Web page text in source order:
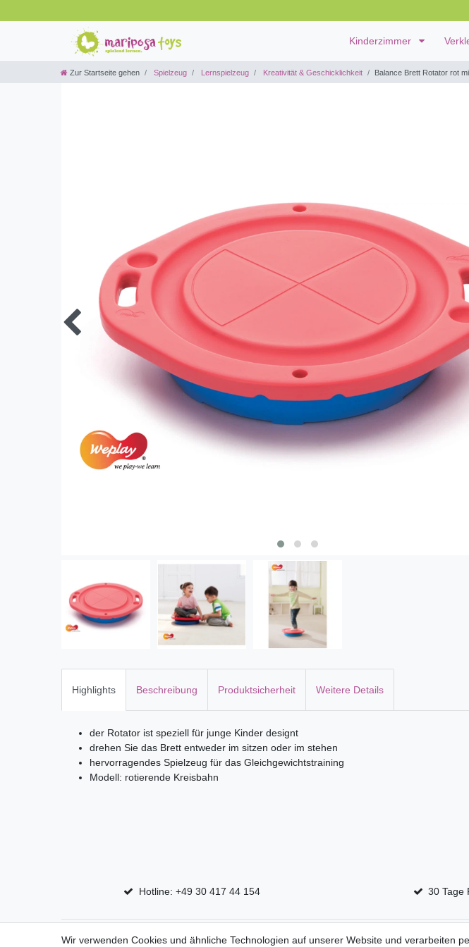
Kinderzimmer
Zur Startseite gehen Spielzeug Lernspielzeug Kreativität & Geschicklichkeit Balance Brett Rotator rot
Highlights Beschreibung Produktsicherheit Weitere Details
der Rotator ist speziell für junge Kinder designt
drehen Sie das Brett entweder im sitzen oder im stehen
hervorragendes Spielzeug für das Gleichgewichtstraining
Modell: rotierende Kreisbahn
Hotline: +49 30 417 44 154 30 Tage
Top Marken Shop
Wir verwenden Cookies und ähnliche Technologien auf unserer Website und verarbeiten